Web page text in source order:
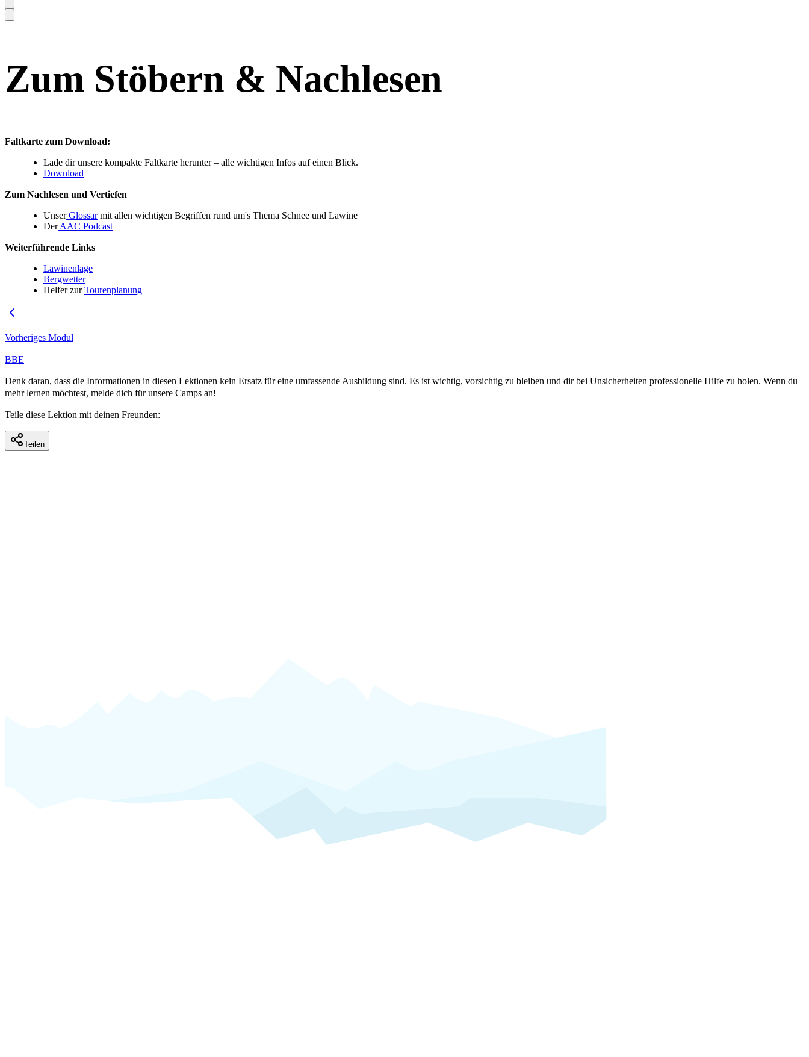
Zum Stöbern & Nachlesen
Faltkarte zum Download:
Lade dir unsere kompakte Faltkarte herunter – alle wichtigen Infos auf einen Blick.
Download
Zum Nachlesen und Vertiefen
UnserGlossarmit allen wichtigen Begriffen rund um's Thema Schnee und Lawine
DerAAC Podcast
Weiterführende Links
Lawinenlage
Bergwetter
Helfer zurTourenplanung
Vorheriges Modul
BBE
Denk daran, dass die Informationen in diesen Lektionen kein Ersatz für eine umfassende Ausbildung sind. Es ist wichtig, vorsichtig zu bleiben und dir bei Unsicherheiten professionelle Hilfe zu holen. Wenn du
mehr lernen möchtest, melde dich für unsere Camps an!
Teile diese Lektion mit deinen Freunden:
Teilen